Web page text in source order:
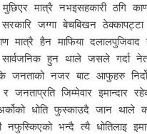
मुछिएर मात्रै नभइसहकारी ठगि
जग्गा बेचबिखन ठेक्कापट्टा
मात्रै हैन माफिया
हुन थाले जसले गर्दा
जनताको नजर बाट आफुहरु
जनताप्रति जिम्मेवार इमान्दार
धोति फुस्काउदै जान थाले
भन्दै त्यै धोतिलाइ